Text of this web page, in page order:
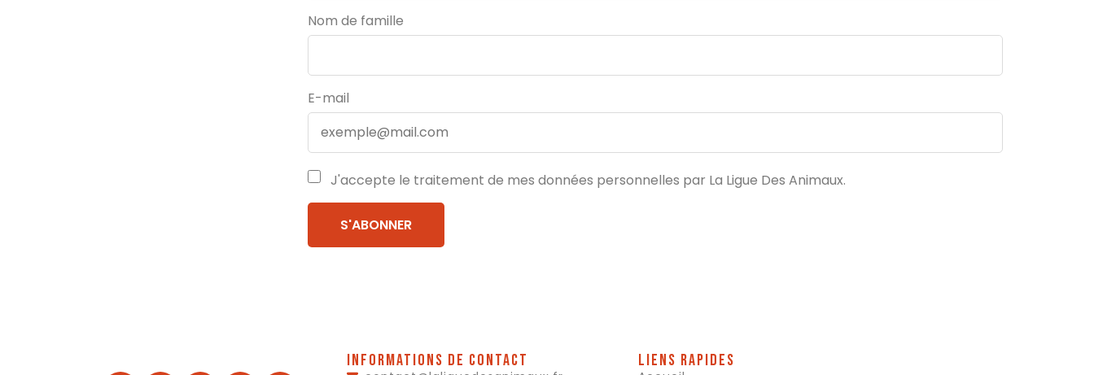
Nom de famille
E-mail
J'accepte le traitement de mes données personnelles par La Ligue Des Animaux.
Informations de contact Liens rapides